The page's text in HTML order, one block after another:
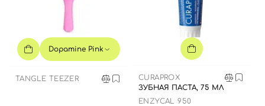
Dopamine Pink
TANGLE TEEZER
CURAPROX
ЗУБНАЯ ПАСТА, 75 МЛ
ENZYCAL 950